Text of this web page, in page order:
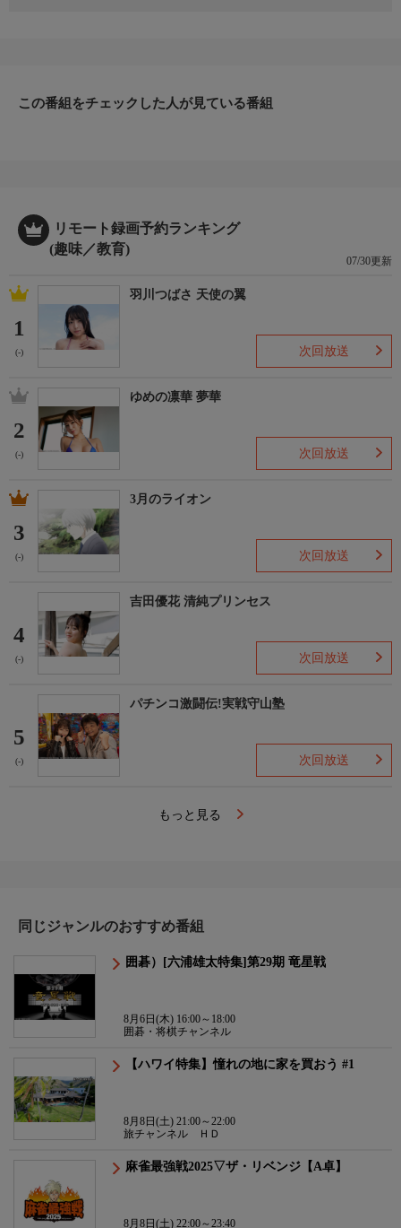
らくりサーカス、Ｌにゃんこ大戦争 超神速、スマスロモンキー
この番組をチェックした人が見ている番組
リモート録画予約ランキング
(趣味／教育)
07/30更新
1
(-)
羽川つばさ 天使の翼
次回放送
2
(-)
ゆめの凛華 夢華
次回放送
3
(-)
3月のライオン
次回放送
4
(-)
吉田優花 清純プリンセス
次回放送
5
(-)
パチンコ激闘伝!実戦守山塾
次回放送
もっと見る
同じジャンルのおすすめ番組
囲碁）[六浦雄太特集]第29期 竜星戦
8月6日(木) 16:00～18:00
囲碁・将棋チャンネル
【ハワイ特集】憧れの地に家を買おう #1
8月8日(土) 21:00～22:00
旅チャンネル ＨＤ
麻雀最強戦2025▽ザ・リベンジ【A卓】
8月8日(土) 22:00～23:40